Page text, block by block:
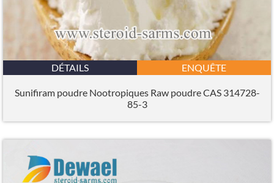
DÉTAILS ENQUÊTE
Sunifiram poudre Nootropiques Raw poudre CAS 314728-
85-3